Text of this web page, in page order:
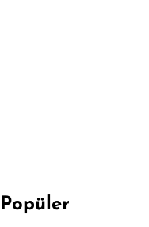
Popüler